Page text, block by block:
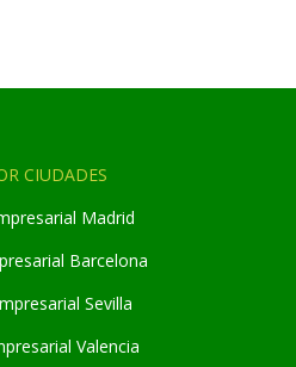
CIUDADES
Madrid
Barcelona
Sevilla
Valencia